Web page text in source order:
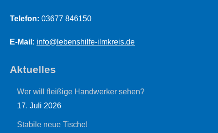
Telefon: 03677 846150
E-Mail: info@lebenshilfe-ilmkreis.de
Aktuelles
Wer will fleißige Handwerker sehen?
17. Juli 2026
Stabile neue Tische!